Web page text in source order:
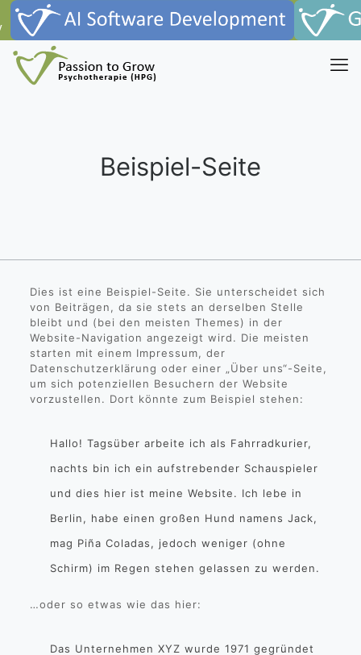
Beispiel-Seite
Dies ist eine Beispiel-Seite. Sie unterscheidet sich
von Beiträgen, da sie stets an derselben Stelle
bleibt und (bei den meisten Themes) in der
Website-Navigation angezeigt wird. Die meisten
starten mit einem Impressum, der
Datenschutzerklärung oder einer „Über uns“-Seite,
um sich potenziellen Besuchern der Website
vorzustellen. Dort könnte zum Beispiel stehen:
Hallo! Tagsüber arbeite ich als Fahrradkurier,
nachts bin ich ein aufstrebender Schauspieler
und dies hier ist meine Website. Ich lebe in
Berlin, habe einen großen Hund namens Jack,
mag Piña Coladas, jedoch weniger (ohne
Schirm) im Regen stehen gelassen zu werden.
…oder so etwas wie das hier:
Das Unternehmen XYZ wurde 1971 gegründet